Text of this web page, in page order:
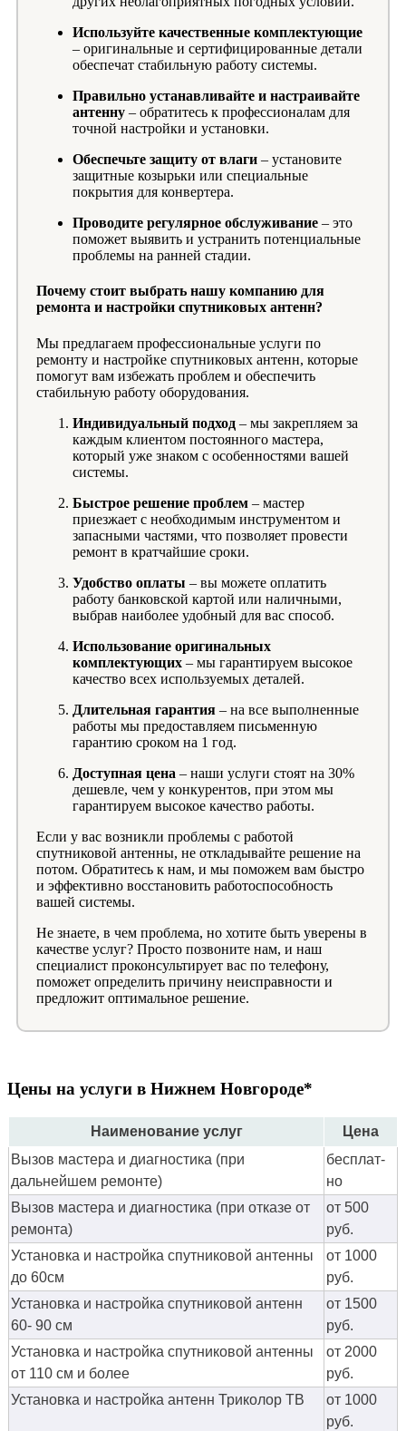
Используйте качественные комплектующие
– оригинальные и сертифицированные детали
обеспечат стабильную работу системы.
Правильно устанавливайте и настраивайте
антенну – обратитесь к профессионалам для
точной настройки и установки.
Обеспечьте защиту от влаги – установите
защитные козырьки или специальные
покрытия для конвертера.
Проводите регулярное обслуживание – это
поможет выявить и устранить потенциальные
проблемы на ранней стадии.
Почему стоит выбрать нашу компанию для
ремонта и настройки спутниковых антенн?
Мы предлагаем профессиональные услуги по
ремонту и настройке спутниковых антенн, которые
помогут вам избежать проблем и обеспечить
стабильную работу оборудования.
Индивидуальный подход – мы закрепляем за
каждым клиентом постоянного мастера,
который уже знаком с особенностями вашей
системы.
Быстрое решение проблем – мастер
приезжает с необходимым инструментом и
запасными частями, что позволяет провести
ремонт в кратчайшие сроки.
Удобство оплаты – вы можете оплатить
работу банковской картой или наличными,
выбрав наиболее удобный для вас способ.
Использование оригинальных
комплектующих – мы гарантируем высокое
качество всех используемых деталей.
Длительная гарантия – на все выполненные
работы мы предоставляем письменную
гарантию сроком на 1 год.
Доступная цена – наши услуги стоят на 30%
дешевле, чем у конкурентов, при этом мы
гарантируем высокое качество работы.
Если у вас возникли проблемы с работой
спутниковой антенны, не откладывайте решение на
потом. Обратитесь к нам, и мы поможем вам быстро
и эффективно восстановить работоспособность
вашей системы.
Не знаете, в чем проблема, но хотите быть уверены в
качестве услуг? Просто позвоните нам, и наш
специалист проконсультирует вас по телефону,
поможет определить причину неисправности и
предложит оптимальное решение.
Цены на услуги в Нижнем Новгороде*
Наименование услуг
Цена
Вызов мастера и диагностика (при
дальнейшем ремонте)
бес­плат­
но
Вызов мастера и диагностика (при отказе от
ремонта)
от 500
руб.
Установка и настройка спутниковой антенны
до 60см
от 1000
руб.
Установка и настройка спутниковой антенн
60- 90 см
от 1500
руб.
Установка и настройка спутниковой антенны
от 110 см и более
от 2000
руб.
Установка и настройка антенн Триколор ТВ
от 1000
руб.